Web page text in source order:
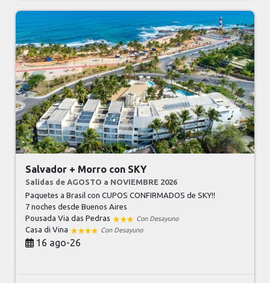
Salvador + Morro con SKY
Salidas de AGOSTO a NOVIEMBRE 2026
Paquetes a Brasil con CUPOS CONFIRMADOS de SKY!!
7 nochesdesde Buenos Aires
Pousada Via das Pedras
Con Desayuno
Casa di Vina Con Desayuno
16 ago-26